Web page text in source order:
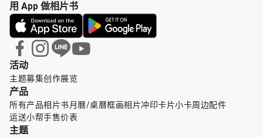
活动
主题募集创作展览
产品
所有产品相片书月曆/桌曆框画相片冲印卡片小卡周边配件
运送小帮手售价表
主题
用 App 做相片书